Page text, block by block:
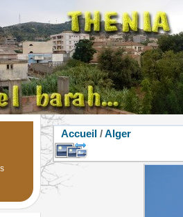
Accueil /Alger